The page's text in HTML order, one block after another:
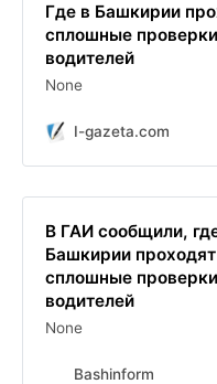
Где в Башкирии
сплошные проверки
водителей
None
I-gazeta.com
В ГАИ сообщили,
Башкирии проходят
сплошные проверки
водителей
None
Bashinform